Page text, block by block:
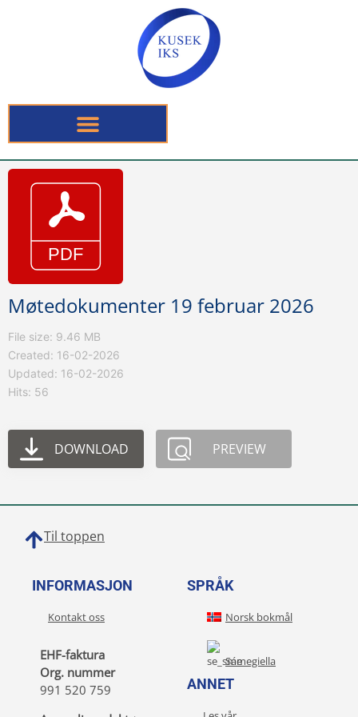
Møtedokumenter 19 februar 2026
File size: 9.46 MB
Created: 16-02-2026
Updated: 16-02-2026
Hits: 56
DOWNLOAD PREVIEW
Til toppen
INFORMASJON
Kontakt oss
EHF-faktura
Org. nummer
991 520 759
SPRÅK
Norsk bokmål
Sámegiella
ANNET